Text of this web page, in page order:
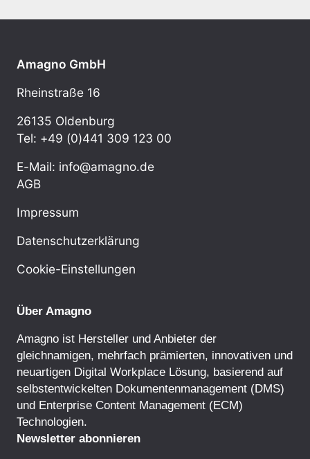
Amagno GmbH
Rheinstraße 16
26135 Oldenburg
Tel: +49 (0)441 309 123 00
E-Mail: info@amagno.de
AGB
Impressum
Datenschutzerklärung
Cookie-Einstellungen
Über Amagno
Amagno ist Hersteller und Anbieter der
gleichnamigen, mehrfach prämierten, innovativen und
neuartigen Digital Workplace Lösung, basierend auf
selbstentwickelten Dokumentenmanagement (DMS)
und Enterprise Content Management (ECM)
Technologien.
Newsletter abonnieren